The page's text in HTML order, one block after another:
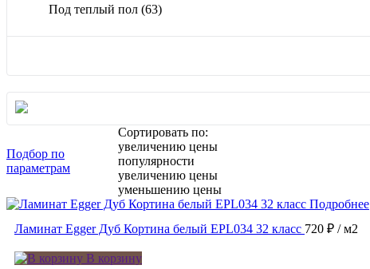
Под теплый пол (63)
Подбор по
параметрам
Сортировать по:
увеличению цены
популярности
увеличению цены
уменьшению цены
Подробнее
Ламинат Egger Дуб Кортина белый EPL034 32 класс 720 ₽ / м2
В корзину